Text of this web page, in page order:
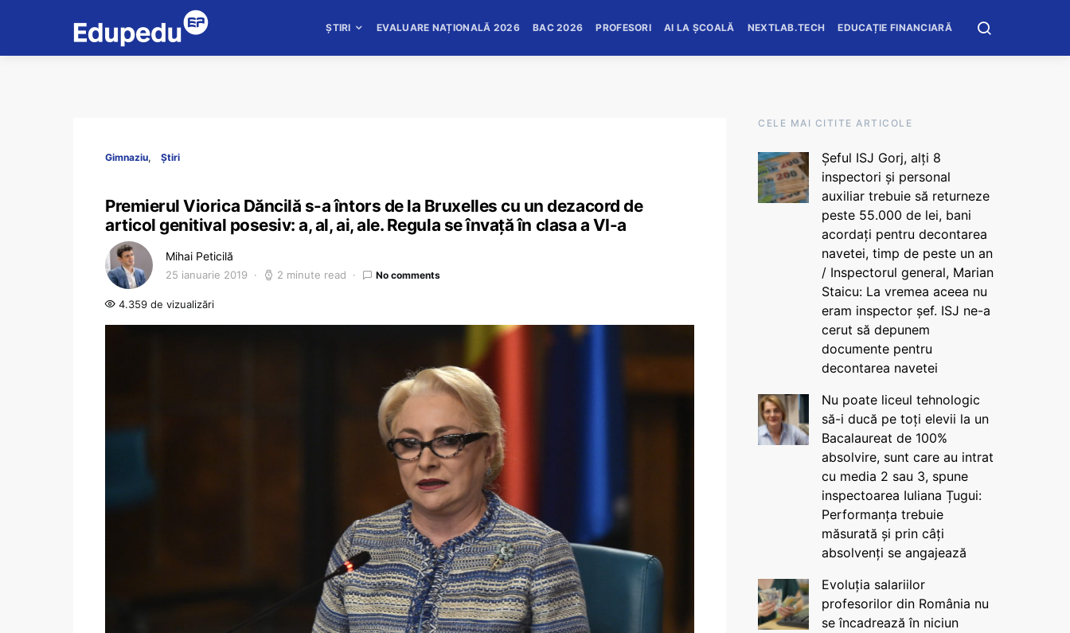
ȘTIRI EVALUARE NAȚIONALĂ 2026 BAC 2026 PROFESORI AI LA ȘCOALĂ NEXTLAB.TECH EDUCAȚIE FINANCIARĂ
Gimnaziu Știri
Premierul Viorica Dăncilă s-a întors de la Bruxelles cu un dezacord de
articol genitival posesiv: a, al, ai, ale. Regula se învaţă în clasa a VI-a
Mihai Peticilă
25 ianuarie 2019 2 minute read No comments
4.359 de vizualizări
CELE MAI CITITE ARTICOLE
Șeful ISJ Gorj, alți 8
inspectori și personal
auxiliar trebuie să returneze
peste 55.000 de lei, bani
acordați pentru decontarea
navetei, timp de peste un an
/ Inspectorul general, Marian
Staicu: La vremea aceea nu
eram inspector șef. ISJ ne-a
cerut să depunem
documente pentru
decontarea navetei
Nu poate liceul tehnologic
să-i ducă pe toți elevii la un
Bacalaureat de 100%
absolvire, sunt care au intrat
cu media 2 sau 3, spune
inspectoarea Iuliana Țugui:
Performanța trebuie
măsurată și prin câți
absolvenți se angajează
Evoluția salariilor
profesorilor din România nu
se încadrează în niciun